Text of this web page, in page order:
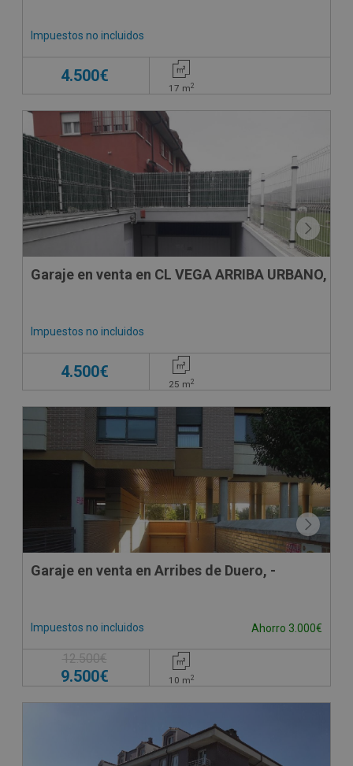
Impuestos no incluidos
4.500€
17 m2
Garaje en venta en CL VEGA ARRIBA URBANO, 21
Impuestos no incluidos
4.500€
25 m2
Garaje en venta en Arribes de Duero, -
Impuestos no incluidos Ahorro 3.000€
12.500€
9.500€ 10 m2